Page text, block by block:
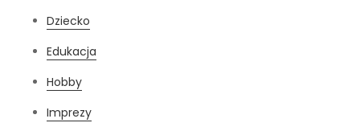
Dziecko
Edukacja
Hobby
Imprezy